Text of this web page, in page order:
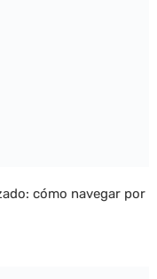
cómo navegar por